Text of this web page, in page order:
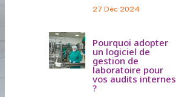
27 Déc 2024
Pourquoi adopter
un logiciel de
gestion de
laboratoire pour
vos audits internes
?